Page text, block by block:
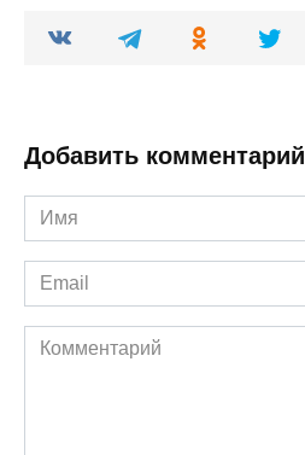
Добавить комментарий
Имя
*
Email
*
Комментарий